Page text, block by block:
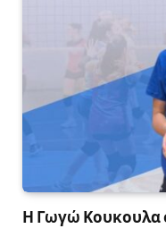
Η Γωγώ Κουκουλα